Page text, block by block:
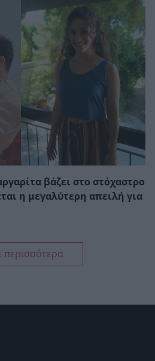
βάζει στο στόχαστρο
η μεγαλύτερη απειλή για
περισσότερα